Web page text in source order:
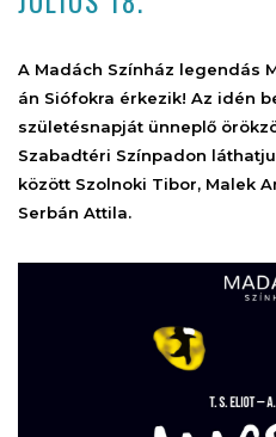
A Madách Színház legendás
án Siófokra érkezik! Az idén
születésnapját ünneplő
Szabadtéri Színpadon
között Szolnoki Tibor, Malek
Serbán Attila.